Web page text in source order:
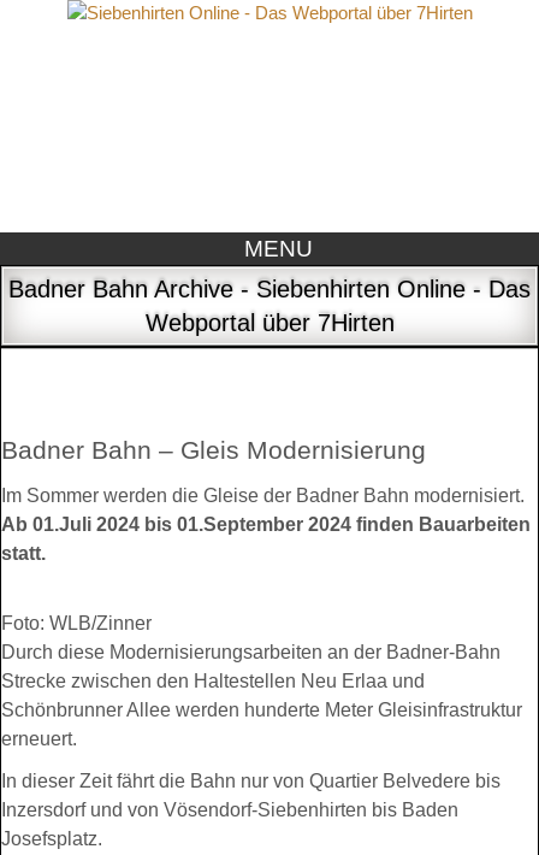
MENU
Badner Bahn Archive - Siebenhirten Online - Das
Webportal über 7Hirten
Badner Bahn – Gleis Modernisierung
Im Sommer werden die Gleise der Badner Bahn modernisiert.
Ab 01.Juli 2024 bis 01.September 2024 finden Bauarbeiten
statt.
Foto: WLB/Zinner
Durch diese Modernisierungsarbeiten an der Badner-Bahn
Strecke zwischen den Haltestellen Neu Erlaa und
Schönbrunner Allee werden hunderte Meter Gleisinfrastruktur
erneuert.
In dieser Zeit fährt die Bahn nur von Quartier Belvedere bis
Inzersdorf und von Vösendorf-Siebenhirten bis Baden
Josefsplatz.